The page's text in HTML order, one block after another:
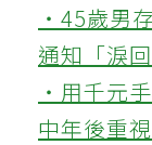
‧45歲男
通知「淚
‧用千元
中年後重